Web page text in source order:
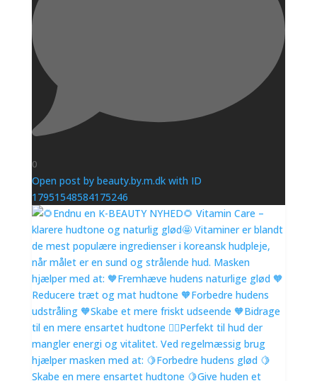
0
Open post by beauty.by.m.dk with ID
17951548584175246